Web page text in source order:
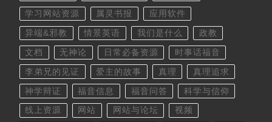
学习网站资源 属灵书报 应用软件
异端&邪教 情景英语 我们是什么 政教
文档 无神论 日常必备资源 时事话福音
李弟兄的见证 爱主的故事 真理 真理追求
神学辩证 福音信息 福音问答 科学与信仰
线上资源 网站 网站与论坛 视频